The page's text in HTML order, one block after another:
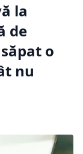
la
de
o
nu